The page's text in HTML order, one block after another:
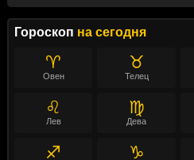
Гороскоп на сегодня
♈
Овен
♉
Телец
♌
Лев
♍
Дева
♐ ♑